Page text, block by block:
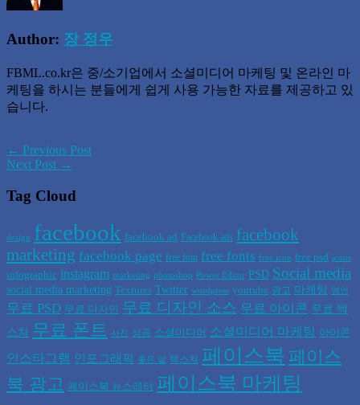
Author: 장 정우
FBML.co.kr은 중/소기업에서 소셜미디어 마케팅 및 온라인 마
케팅을 하시는 분들에게 쉽게 사용 가능한 자료를 제공하고 있
습니다.
← Previous Post
Next Post →
Tag Cloud
design facebook facebook ad Facebook ads facebook
marketing facebook page free font free fonts free icon free psd icons
infographic instagram marketing photoshop Power Editor PSD Social media
social media marketing Textures Twitter wordpress youtube 광고 마케팅 명언
무료 PSD 무료 디자인 무료 디자인 소스 무료 아이콘 무료 텍
스쳐 무료 폰트 사진 성공 소셜미디어 소셜미디어 마케팅 아이콘
인스타그램 인포그래픽 좋은 말 텍스쳐 페이스북 페이스
북 광고 페이스북 뉴스레터 페이스북 마케팅